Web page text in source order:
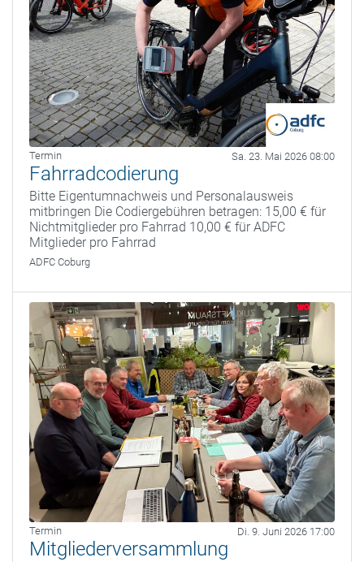
Termin Sa. 23. Mai 2026 08:00
Fahrradcodierung
Bitte Eigentumnachweis und Personalausweis
mitbringen Die Codiergebühren betragen: 15,00 € für
Nichtmitglieder pro Fahrrad 10,00 € für ADFC
Mitglieder pro Fahrrad
ADFC Coburg
Termin Di. 9. Juni 2026 17:00
Mitgliederversammlung